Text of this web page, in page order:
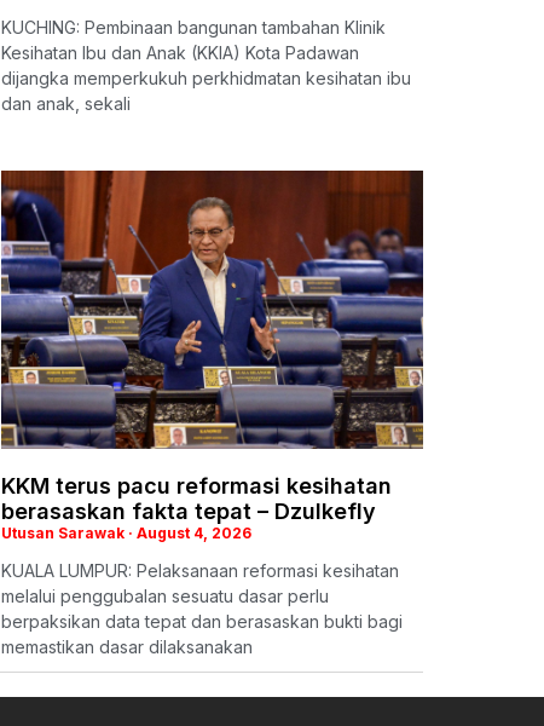
KUCHING: Pembinaan bangunan tambahan Klinik
Kesihatan Ibu dan Anak (KKIA) Kota Padawan
dijangka memperkukuh perkhidmatan kesihatan ibu
dan anak, sekali
KKM terus pacu reformasi kesihatan
berasaskan fakta tepat – Dzulkefly
Utusan Sarawak August 4, 2026
KUALA LUMPUR: Pelaksanaan reformasi kesihatan
melalui penggubalan sesuatu dasar perlu
berpaksikan data tepat dan berasaskan bukti bagi
memastikan dasar dilaksanakan